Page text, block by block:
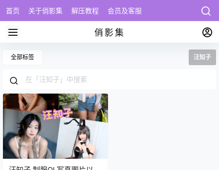
首页 关于俏影集 解压教程 会员及客服
俏影集
全部标签 汪知子